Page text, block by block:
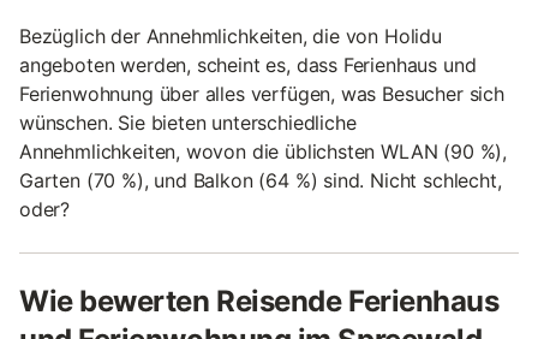
Bezüglich der Annehmlichkeiten, die von Holidu
angeboten werden, scheint es, dass Ferienhaus und
Ferienwohnung über alles verfügen, was Besucher sich
wünschen. Sie bieten unterschiedliche
Annehmlichkeiten, wovon die üblichsten WLAN (90 %),
Garten (70 %), und Balkon (64 %) sind. Nicht schlecht,
oder?
Wie bewerten Reisende Ferienhaus